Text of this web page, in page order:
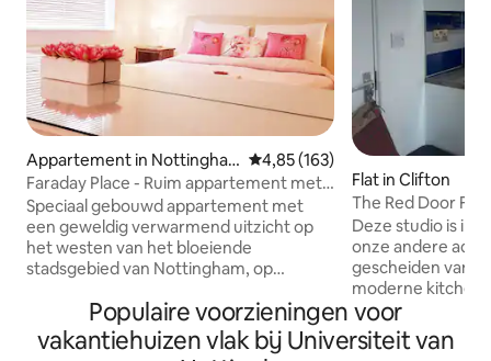
Appartement in Nottingha
mshire
Gemiddelde beoordeling van
4,85 (163)
Faraday Place - Ruim appartement met
twee slaapkamers
Speciaal gebouwd appartement met
een geweldig verwarmend uitzicht op
het westen van het bloeiende
stadsgebied van Nottingham, op
Queen 's Medical Centre & City Centre
Faraday Place biedt privé off-road
parkeren, hoofdslaapkamer met super
Flat in Clifton
The Red Door Flat
Deze studio is in
onze andere
gescheiden van
moderne kitchenette,
inloopdouche en
Ideaal voor een
Populaire voorzieningen voor
vakantiehuizen vlak bij Universiteit van